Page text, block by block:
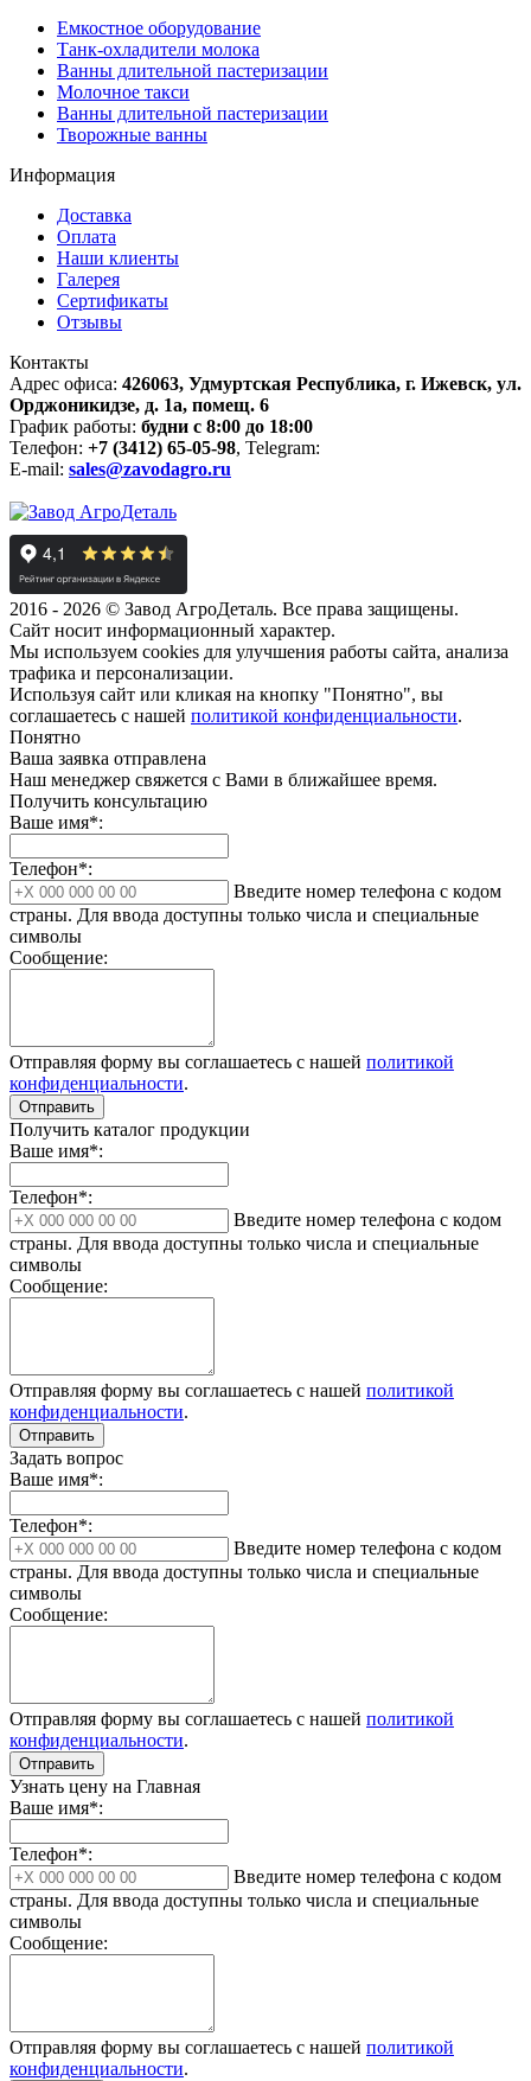
Емкостное оборудование
Танк-охладители молока
Ванны длительной пастеризации
Молочное такси
Ванны длительной пастеризации
Творожные ванны
Информация
Доставка
Оплата
Наши клиенты
Галерея
Сертификаты
Отзывы
Контакты
Адрес офиса: 426063, Удмуртская Республика, г. Ижевск, ул.
Орджоникидзе, д. 1а, помещ. 6
График работы: будни с 8:00 до 18:00
Телефон: +7 (3412) 65-05-98, Telegram:
E-mail: sales@zavodagro.ru
2016 - 2026 © Завод АгроДеталь. Все права защищены.
Сайт носит информационный характер.
Мы используем cookies для улучшения работы сайта, анализа
трафика и персонализации.
Используя сайт или кликая на кнопку "Понятно", вы
соглашаетесь с нашей политикой конфиденциальности.
Понятно
Ваша заявка отправлена
Наш менеджер свяжется с Вами в ближайшее время.
Получить консультацию
Ваше имя*:
Телефон*:
Введите номер телефона с кодом
страны. Для ввода доступны только числа и специальные
символы
Сообщение:
Отправляя форму вы соглашаетесь с нашей политикой
конфиденциальности.
Отправить
Получить каталог продукции
Ваше имя*:
Телефон*:
Введите номер телефона с кодом
страны. Для ввода доступны только числа и специальные
символы
Сообщение:
Отправляя форму вы соглашаетесь с нашей политикой
конфиденциальности.
Отправить
Задать вопрос
Ваше имя*:
Телефон*:
Введите номер телефона с кодом
страны. Для ввода доступны только числа и специальные
символы
Сообщение:
Отправляя форму вы соглашаетесь с нашей политикой
конфиденциальности.
Отправить
Узнать цену на Главная
Ваше имя*:
Телефон*:
Введите номер телефона с кодом
страны. Для ввода доступны только числа и специальные
символы
Сообщение:
Отправляя форму вы соглашаетесь с нашей политикой
конфиденциальности.